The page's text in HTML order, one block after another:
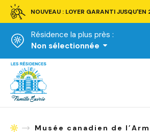
NOUVEAU : LOYER GARANTI
Résidence la plus près :
Non sélectionnée
Accueil
AccueilMusée canadien de